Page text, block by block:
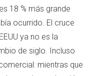
18 % más grande
ocurrido. El cruce
ya no es la
de siglo. Incluso
mientras que